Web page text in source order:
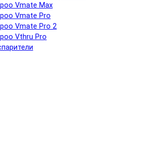
Vmate Max
Vmate Pro
Vmate Pro 2
Vthru Pro